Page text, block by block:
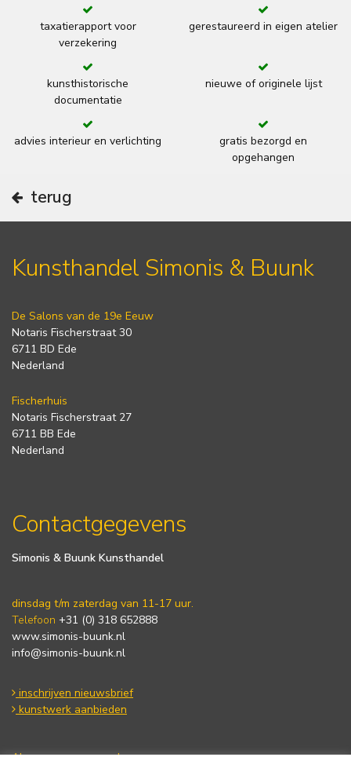
taxatierapport voor
verzekering
gerestaureerd in eigen atelier
kunsthistorische
documentatie
nieuwe of originele lijst
advies interieur en verlichting
gratis bezorgd en
opgehangen
terug
Kunsthandel Simonis & Buunk
De Salons van de 19e Eeuw
Notaris Fischerstraat 30
6711 BD Ede
Nederland
Fischerhuis
Notaris Fischerstraat 27
6711 BB Ede
Nederland
Contactgegevens
Simonis & Buunk Kunsthandel
dinsdag t/m zaterdag van 11-17 uur.
Telefoon +31 (0) 318 652888
www.simonis-buunk.nl
info@simonis-buunk.nl
inschrijven nieuwsbrief
kunstwerk aanbieden